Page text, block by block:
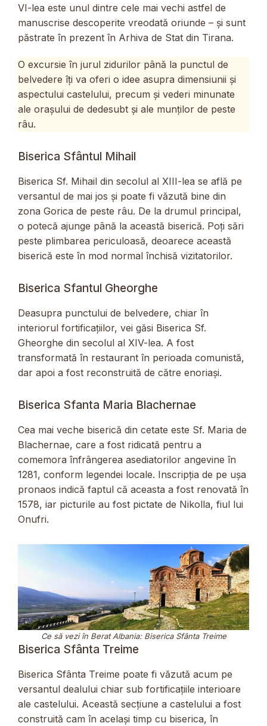
VI-lea este unul dintre cele mai vechi astfel de
manuscrise descoperite vreodată oriunde – și sunt
păstrate în prezent în Arhiva de Stat din Tirana.
O excursie în jurul zidurilor până la punctul de
belvedere îți va oferi o idee asupra dimensiunii și
aspectului castelului, precum și vederi minunate
ale orașului de dedesubt și ale munților de peste
râu.
Biserica Sfântul Mihail
Biserica Sf. Mihail din secolul al XIII-lea se află pe
versantul de mai jos și poate fi văzută bine din
zona Gorica de peste râu. De la drumul principal,
o potecă ajunge până la această biserică. Poți sări
peste plimbarea periculoasă, deoarece această
biserică este în mod normal închisă vizitatorilor.
Biserica Sfantul Gheorghe
Deasupra punctului de belvedere, chiar în
interiorul fortificațiilor, vei găsi Biserica Sf.
Gheorghe din secolul al XIV-lea. A fost
transformată în restaurant în perioada comunistă,
dar apoi a fost reconstruită de către enoriași.
Biserica Sfanta Maria Blachernae
Cea mai veche biserică din cetate este Sf. Maria de
Blachernae, care a fost ridicată pentru a
comemora înfrângerea asediatorilor angevine în
1281, conform legendei locale. Inscripția de pe ușa
pronaos indică faptul că aceasta a fost renovată în
1578, iar picturile au fost pictate de Nikolla, fiul lui
Onufri.
Ce să vezi în Berat Albania: Biserica Sfânta Treime
Biserica Sfânta Treime
Biserica Sfânta Treime poate fi văzută acum pe
versantul dealului chiar sub fortificațiile interioare
ale castelului. Această secțiune a castelului a fost
construită cam în același timp cu biserica, în